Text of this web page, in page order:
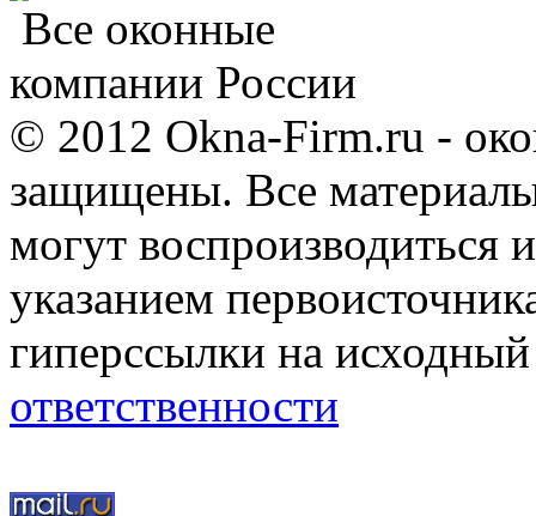
Все оконные
компании России
© 2012 Okna-Firm.ru -
защищены. Все
могут воспроизводиться
указанием
гиперссылки на
ответственности